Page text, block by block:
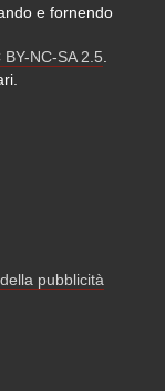
e fornendo
NC-SA 2.5
pubblicità